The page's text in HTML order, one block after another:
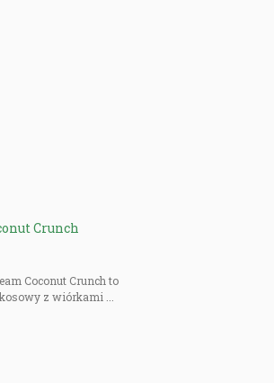
Crunch
Coconut Crunch to
z wiórkami ...